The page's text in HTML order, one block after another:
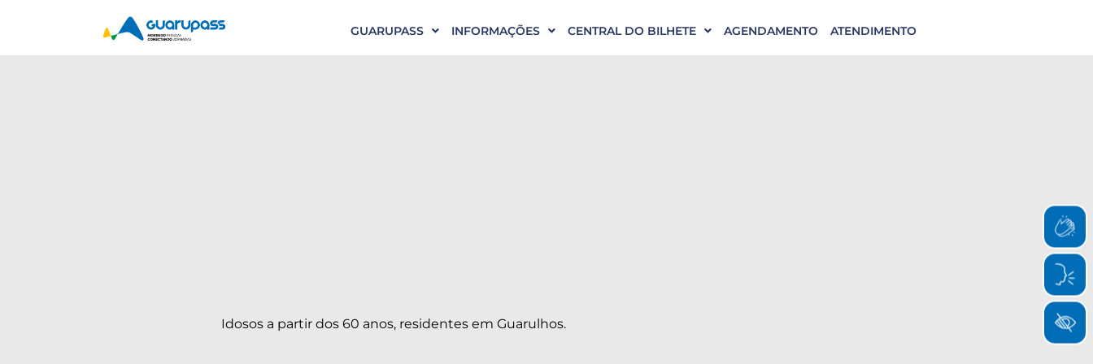
GUARUPASS INFORMAÇÕES CENTRAL DO BILHETE AGENDAMENTO ATENDIMENTO
Idosos a partir dos 60 anos, residentes em Guarulhos.